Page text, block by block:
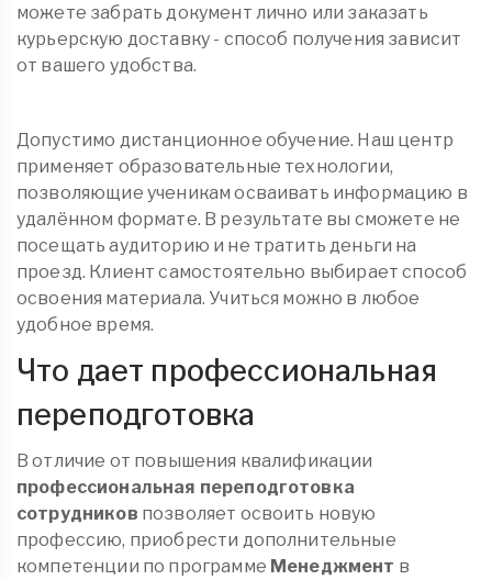
можете забрать документ лично или заказать
курьерскую доставку - способ получения зависит
от вашего удобства.
Допустимо дистанционное обучение. Наш центр
применяет образовательные технологии,
позволяющие ученикам осваивать информацию в
удалённом формате. В результате вы сможете не
посещать аудиторию и не тратить деньги на
проезд. Клиент самостоятельно выбирает способ
освоения материала. Учиться можно в любое
удобное время.
Что дает профессиональная
переподготовка
В отличие от повышения квалификации
профессиональная переподготовка
сотрудников позволяет освоить новую
профессию, приобрести дополнительные
компетенции по программе Менеджмент в